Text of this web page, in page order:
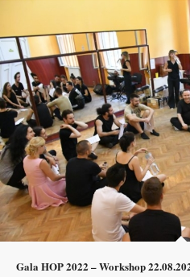
Gala HOP 2022 – Workshop